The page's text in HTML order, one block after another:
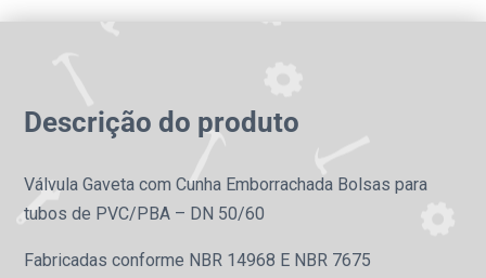
Descrição do produto
Válvula Gaveta com Cunha Emborrachada Bolsas para
tubos de PVC/PBA – DN 50/60
Fabricadas conforme NBR 14968 E NBR 7675